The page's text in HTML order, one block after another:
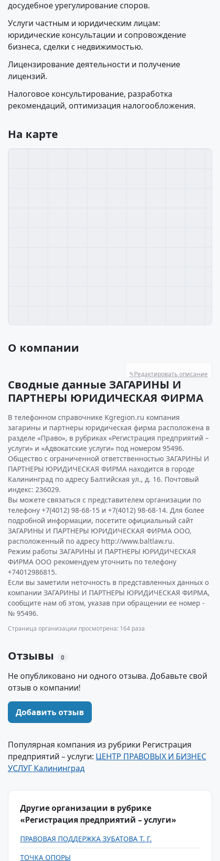
досудебное урегулирование споров.
Услуги частным и юридическим лицам:
юридические консультации и сопровождение
бизнеса, сделки с недвижимостью.
Лицензирование деятельности и получение
лицензий.
Налоговое консультирование, разработка
рекомендаций, оптимизация налогообложения.
На карте
О компании
✎Редактировать описание
Сводные данные ЗАГАРИНЫ И
ПАРТНЕРЫ ЮРИДИЧЕСКАЯ ФИРМА
В телефонном справочнике Kgregion.ru компания
загарины и партнеры юридическая фирма расположена в
разделе «Право», в рубриках «Регистрация предприятий –
услуги» и «Адвокатские услуги» под номером 95496.
Общество с ограниченной ответственностью ЗАГАРИНЫ И
ПАРТНЕРЫ ЮРИДИЧЕСКАЯ ФИРМА находится в городе
Калининград по адресу Балтийская ул., д. 16. Почтовый
индекс: 236029.
Вы можете связаться с представителем организации по
телефону +7(4012) 98-68-15 и +7(4012) 98-68-14. Для более
подробной информации, посетите официальный сайт
ЗАГАРИНЫ И ПАРТНЕРЫ ЮРИДИЧЕСКАЯ ФИРМА ООО,
расположенный по адресу http://www.baltlaw.ru.
Режим работы ЗАГАРИНЫ И ПАРТНЕРЫ ЮРИДИЧЕСКАЯ
ФИРМА ООО рекомендуем уточнить по телефону
+74012986815.
Если вы заметили неточность в представленных данных о
компании ЗАГАРИНЫ И ПАРТНЕРЫ ЮРИДИЧЕСКАЯ ФИРМА,
сообщите нам об этом, указав при обращении ее номер -
№ 95496.
Страница организации просмотрена: 164 раза
Отзывы 0
Не опубликовано ни одного отзыва. Добавьте свой
отзыв о компании!
Добавить отзыв
Популярная компания из рубрики Регистрация
предприятий – услуги: ЦЕНТР ПРАВОВЫХ И БИЗНЕС
УСЛУГ Калининград
Другие организации в рубрике
«Регистрация предприятий – услуги»
ПРАВОВАЯ ПОДДЕРЖКА ЗУБАТОВА Т. Г.
ТОЧКА ОПОРЫ